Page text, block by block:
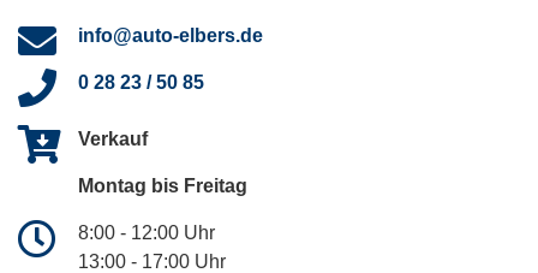
info@auto-elbers.de
0 28 23 / 50 85
Verkauf
Montag bis Freitag
8:00 - 12:00 Uhr
13:00 - 17:00 Uhr